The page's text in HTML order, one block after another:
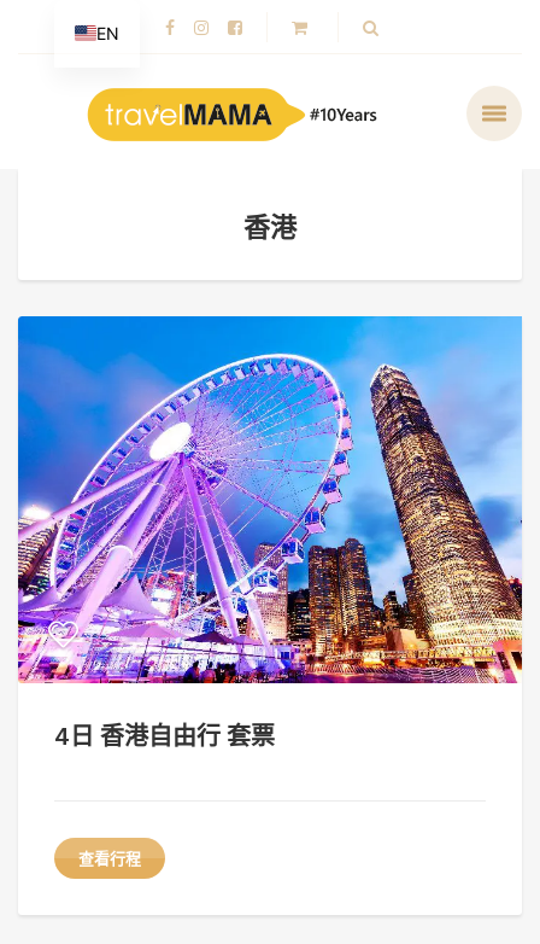
香港
4日 香港自由行 套票
查看行程
EN